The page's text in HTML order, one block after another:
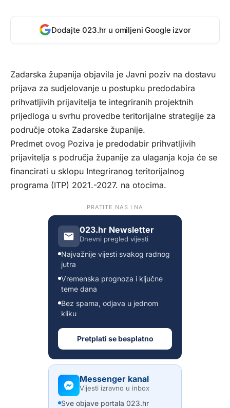
Dodajte 023.hr u omiljeni Google izvor
Zadarska županija objavila je Javni poziv na dostavu
prijava za sudjelovanje u postupku predodabira
prihvatljivih prijavitelja te integriranih projektnih
prijedloga u svrhu provedbe teritorijalne strategije za
područje otoka Zadarske županije.
Predmet ovog Poziva je predodabir prihvatljivih
prijavitelja s područja županije za ulaganja koja će se
financirati u sklopu Integriranog teritorijalnog
programa (ITP) 2021.-2027. na otocima.
PRATITE NAS I NA
023.hr Newsletter
Dnevni pregled vijesti
Najvažnije vijesti svakog radnog
jutra
Vremenska prognoza i ključne
teme dana
Bez spama, odjava u jednom
kliku
Pretplati se besplatno
Messenger kanal
Vijesti izravno u inbox
Sve objave portala 023.hr